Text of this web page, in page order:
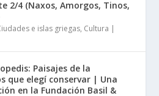
2/4 (Naxos, Amorgos, Tinos,
e islas griegas, Cultura |
Paisajes de la
que elegí conservar | Una
en la Fundación Basil &